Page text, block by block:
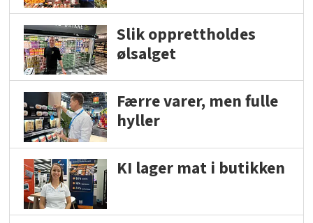
Slik opprettholdes
ølsalget
Færre varer, men fulle
hyller
KI lager mat i butikken